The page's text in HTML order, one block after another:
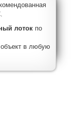
лоток по
в любую